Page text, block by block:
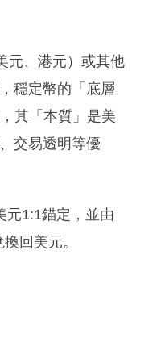
元、港元）或其他
穩定幣的「底層
其「本質」是美
交易透明等優
元1:1錨定，並由
回美元。